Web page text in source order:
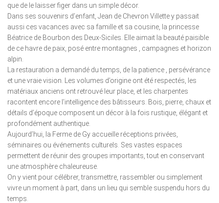
que de le laisser figer dans un simple décor.
Dans ses souvenirs d’enfant, Jean de Chevron Villette y passait
aussi ces vacances avec sa famille et sa cousine, la princesse
Béatrice de Bourbon des Deux-Siciles. Elle aimait la beauté paisible
de ce havre de paix, posé entre montagnes , campagnes et horizon
alpin.
La restauration a demandé du temps, de la patience , persévérance
et une vraie vision. Les volumes d’origine ont été respectés, les
matériaux anciens ont retrouvé leur place, et les charpentes
racontent encore l’intelligence des bâtisseurs. Bois, pierre, chaux et
détails d’époque composent un décor à la fois rustique, élégant et
profondément authentique.
Aujourd’hui, la Ferme de Gy accueille réceptions privées,
séminaires ou événements culturels. Ses vastes espaces
permettent de réunir des groupes importants, tout en conservant
une atmosphère chaleureuse.
On y vient pour célébrer, transmettre, rassembler ou simplement
vivre un moment à part, dans un lieu qui semble suspendu hors du
temps.